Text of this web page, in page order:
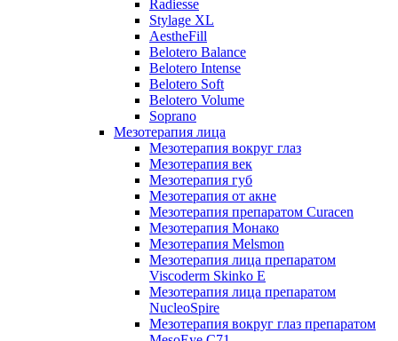
Radiesse
Stylage XL
AestheFill
Belotero Balance
Belotero Intense
Belotero Soft
Belotero Volume
Soprano
Мезотерапия лица
Мезотерапия вокруг глаз
Мезотерапия век
Мезотерапия губ
Мезотерапия от акне
Мезотерапия препаратом Curacen
Мезотерапия Монако
Мезотерапия Melsmon
Мезотерапия лица препаратом
Viscoderm Skinko E
Мезотерапия лица препаратом
NucleoSpire
Мезотерапия вокруг глаз препаратом